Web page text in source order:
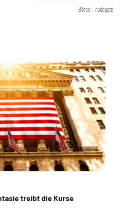
Börse: Tradegate
treibt die Kurse